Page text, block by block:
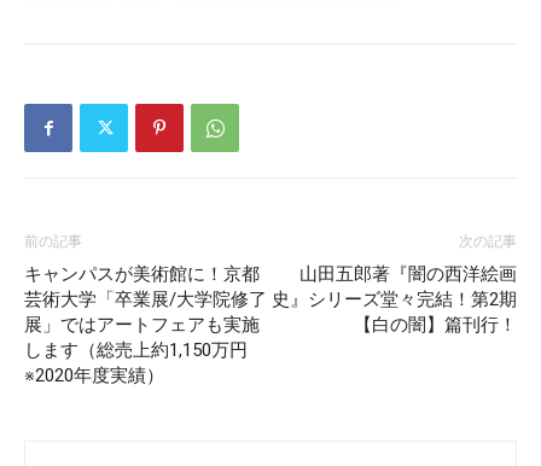
前の記事
キャンパスが美術館に！京都
芸術大学「卒業展/大学院修了
展」ではアートフェアも実施
します（総売上約1,150万円
※2020年度実績）
次の記事
山田五郎著『闇の西洋絵画
史』シリーズ堂々完結！第2期
【白の闇】篇刊行！